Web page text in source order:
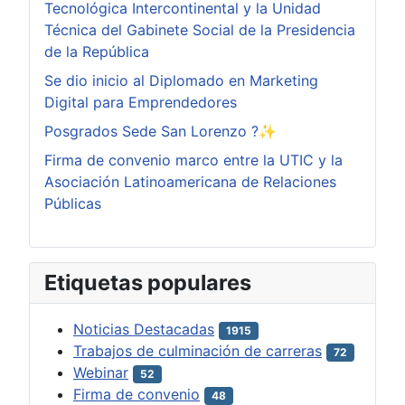
Tecnológica Intercontinental y la Unidad
Técnica del Gabinete Social de la Presidencia
de la República
Se dio inicio al Diplomado en Marketing
Digital para Emprendedores
Posgrados Sede San Lorenzo ?✨
Firma de convenio marco entre la UTIC y la
Asociación Latinoamericana de Relaciones
Públicas
Etiquetas populares
Noticias Destacadas 1915
Trabajos de culminación de carreras 72
Webinar 52
Firma de convenio 48